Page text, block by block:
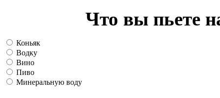
Что вы пьете
Коньяк
Водку
Вино
Пиво
Минеральную воду